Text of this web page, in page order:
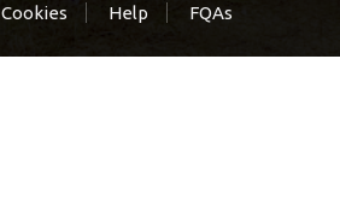
Cookies Help FQAs